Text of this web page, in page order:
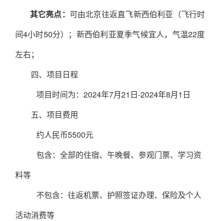
其它亮点： 可由北京往返直飞新西伯利亚（飞行时
间4小时50分）；新西伯利亚夏季气候宜人，气温22度
左右；
四、 项目日程
项目时间为： 2024年7月21 日-2024年8月1 日
五、 项目费用
约人民币5500元
包含：全部的住宿、午晚餐、参观门票、学习资
料等
不包含：往返机票、护照签证办理、保险及个人
活动消费等